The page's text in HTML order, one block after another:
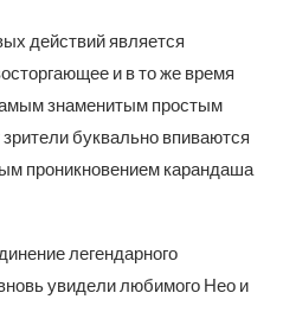
действий является
и в то же время
знаменитым простым
буквально впиваются
проникновением карандаша
легендарного
увидели любимого Нео и